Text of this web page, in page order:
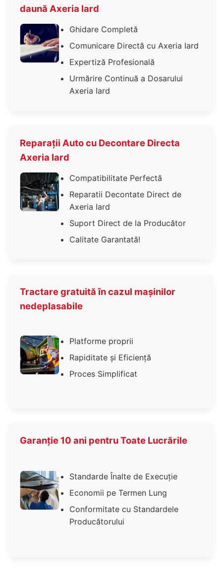
daună Axeria Iard
Ghidare Completă
Comunicare Directă cu Axeria Iard
Expertiză Profesională
Urmărire Continuă a Dosarului
Axeria Iard
Reparații Auto cu Decontare Directa
Axeria Iard
Compatibilitate Perfectă
Reparatii Decontate Direct de
Axeria Iard
Suport Direct de la Producător
Calitate Garantată!
Tractare gratuită în cazul mașinilor
nedeplasabile
Platforme proprii
Rapiditate și Eficiență
Proces Simplificat
Garanție 10 ani pentru Toate Lucrările
Standarde Înalte de Execuție
Economii pe Termen Lung
Conformitate cu Standardele
Producătorului